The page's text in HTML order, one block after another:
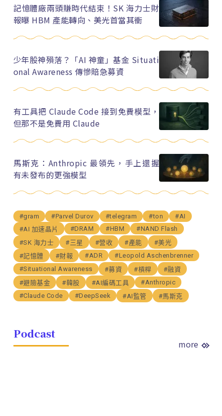
記憶體廠兩頭賺時代結束！SK 海力士財
報曝 HBM 產能轉向、美光首當其衝
少年股神殞落？「AI 神童」基金 Situati
onal Awareness 傳慘賠急募資
有工具把 Claude Code 接到免費模型，
但那不是免費用 Claude
馬斯克：Anthropic 最領先，手上還握
有未發布的更強模型
#gram #Parvel Durov #telegram #ton
#AI
#AI 加速晶片
#DRAM #HBM
#NAND Flash
#SK 海力士
#三星 #營收 #產能
#美光
#記憶體
#財報 #ADR
#Leopold Aschenbrenner
#Situational Awareness
#募資 #槓桿
#融資
#避險基金
#韓股 #AI編碼工具
#Anthropic
#Claude Code
#DeepSeek #AI監管 #馬斯克
Podcast
more